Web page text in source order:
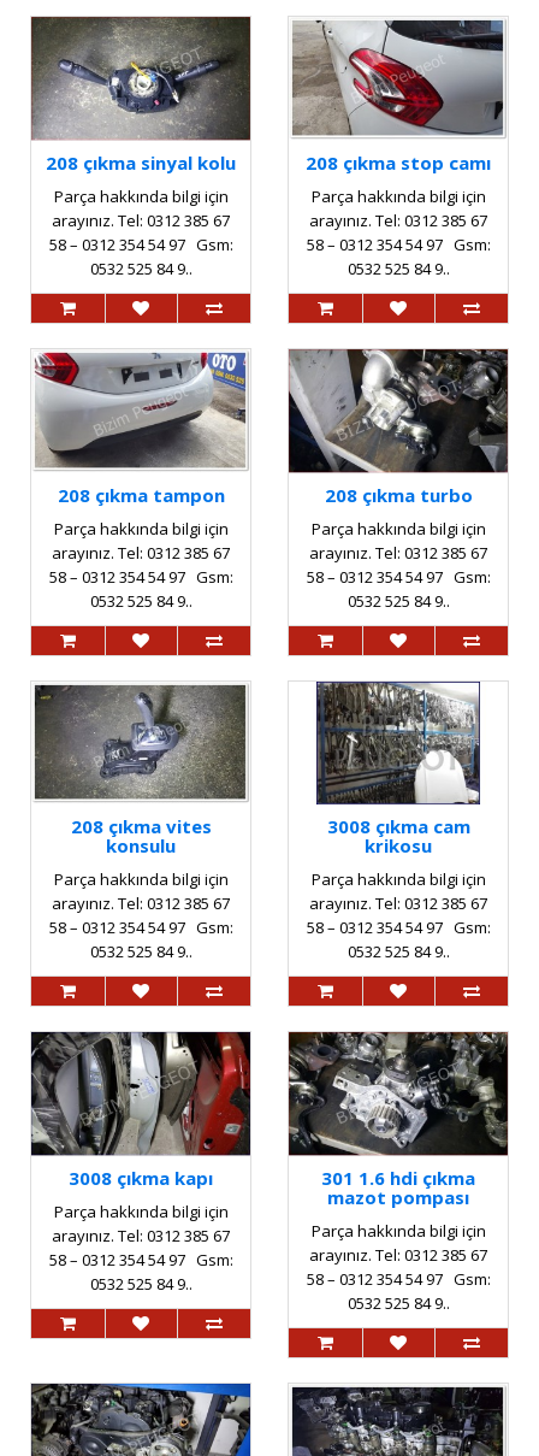
208 çıkma sinyal kolu
Parça hakkında bilgi için
arayınız. Tel: 0312 385 67
58 – 0312 354 54 97 Gsm:
0532 525 84 9..
208 çıkma stop camı
Parça hakkında bilgi için
arayınız. Tel: 0312 385 67
58 – 0312 354 54 97 Gsm:
0532 525 84 9..
208 çıkma tampon
Parça hakkında bilgi için
arayınız. Tel: 0312 385 67
58 – 0312 354 54 97 Gsm:
0532 525 84 9..
208 çıkma turbo
Parça hakkında bilgi için
arayınız. Tel: 0312 385 67
58 – 0312 354 54 97 Gsm:
0532 525 84 9..
208 çıkma vites
konsulu
Parça hakkında bilgi için
arayınız. Tel: 0312 385 67
58 – 0312 354 54 97 Gsm:
0532 525 84 9..
3008 çıkma cam
krikosu
Parça hakkında bilgi için
arayınız. Tel: 0312 385 67
58 – 0312 354 54 97 Gsm:
0532 525 84 9..
3008 çıkma kapı
Parça hakkında bilgi için
arayınız. Tel: 0312 385 67
58 – 0312 354 54 97 Gsm:
0532 525 84 9..
301 1.6 hdi çıkma
mazot pompası
Parça hakkında bilgi için
arayınız. Tel: 0312 385 67
58 – 0312 354 54 97 Gsm:
0532 525 84 9..